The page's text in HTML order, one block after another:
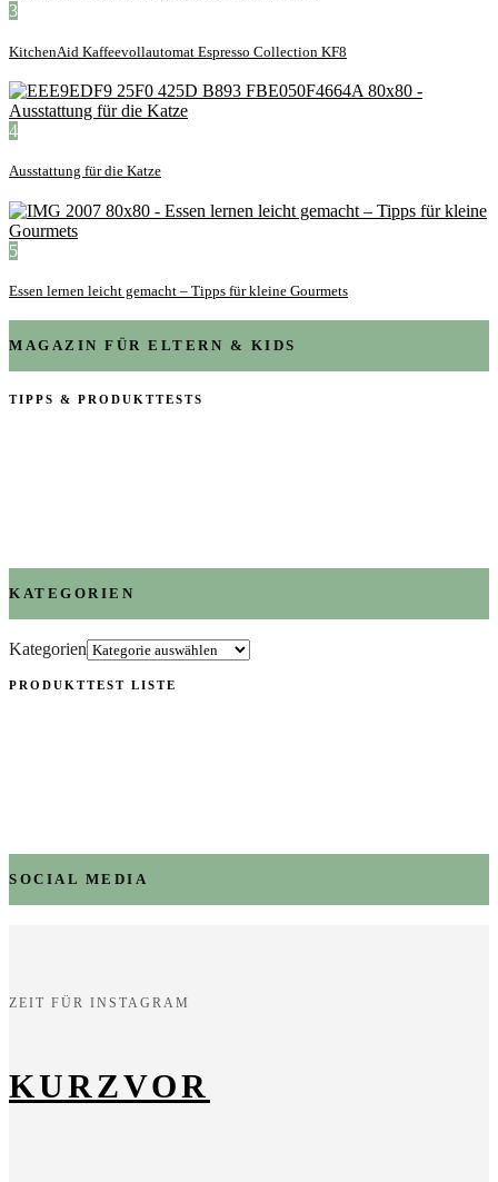
3
KitchenAid Kaffeevollautomat Espresso Collection KF8
4
Ausstattung für die Katze
5
Essen lernen leicht gemacht – Tipps für kleine Gourmets
MAGAZIN FÜR ELTERN & KIDS
TIPPS & PRODUKTTESTS
KATEGORIEN
Kategorien
PRODUKTTEST LISTE
SOCIAL MEDIA
ZEIT FÜR INSTAGRAM
KURZVOR